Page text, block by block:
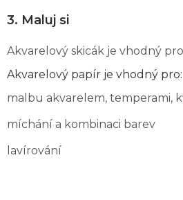
3. Maluj si
Akvarelový skicák je vhodný
Akvarelový papír je vhodný pro:
malbu akvarelem, temperami,
míchání a kombinaci barev
lavírování